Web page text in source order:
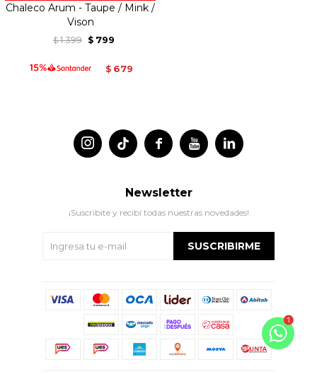
Chaleco Arum - Taupe / Mink /
Vison
$ 1.399 $ 799
$ 679
 
 
Newsletter
¡Suscribite y recibí todas nuestras novedades!
SUSCRIBIRME